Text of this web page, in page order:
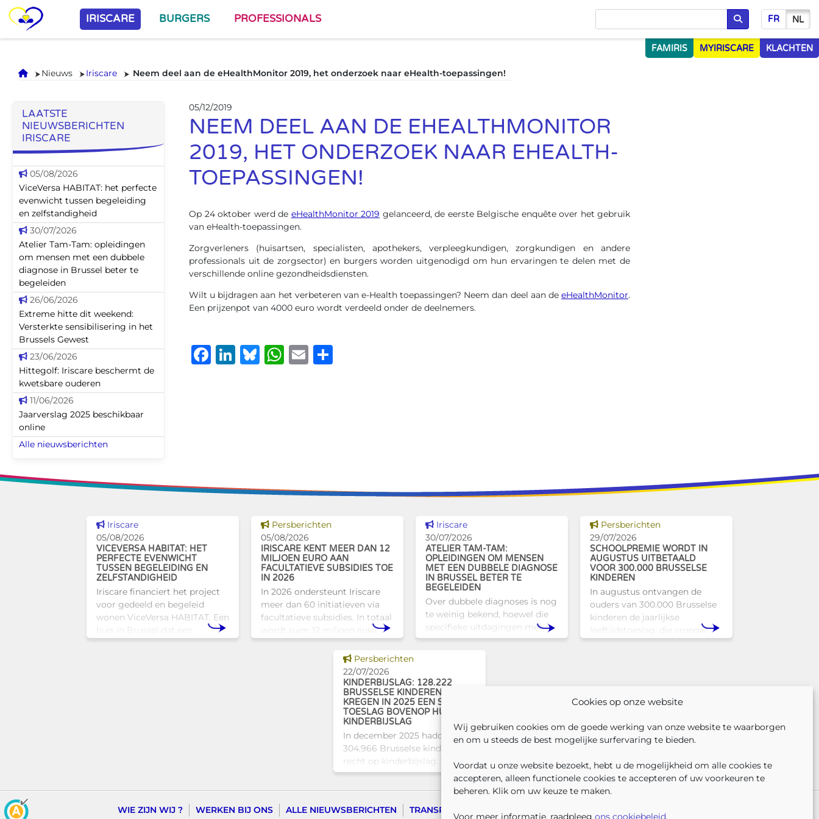
Cookies op onze website
Wij gebruiken cookies om de goede werking van onze website te waarborgen
en om u steeds de best mogelijke surfervaring te bieden.
Voordat u onze website bezoekt, hebt u de mogelijkheid om alle cookies te
accepteren, alleen functionele cookies te accepteren of uw voorkeuren te
beheren. Klik om uw keuze te maken.
Voor meer informatie, raadpleeg ons cookiebeleid.
IRISCARE BURGERS PROFESSIONALS
Opzoeken
FR NL
FAMIRIS MYIRISCARE KLACHTEN
Onthaal
Nieuws Iriscare Neem deel aan de eHealthMonitor 2019, het onderzoek naar eHealth-toepassingen!
LAATSTE
NIEUWSBERICHTEN
IRISCARE
05/08/2026
ViceVersa HABITAT: het perfecte
evenwicht tussen begeleiding
en zelfstandigheid
30/07/2026
Atelier Tam-Tam: opleidingen
om mensen met een dubbele
diagnose in Brussel beter te
begeleiden
26/06/2026
Extreme hitte dit weekend:
Versterkte sensibilisering in het
Brussels Gewest
23/06/2026
Hittegolf: Iriscare beschermt de
kwetsbare ouderen
11/06/2026
Jaarverslag 2025 beschikbaar
online
Alle nieuwsberichten
05/12/2019
NEEM DEEL AAN DE EHEALTHMONITOR
2019, HET ONDERZOEK NAAR EHEALTH-
TOEPASSINGEN!
Op 24 oktober werd de eHealthMonitor 2019 gelanceerd, de eerste Belgische enquête over het gebruik
van eHealth-toepassingen.
Zorgverleners (huisartsen, specialisten, apothekers, verpleegkundigen, zorgkundigen en andere
professionals uit de zorgsector) en burgers worden uitgenodigd om hun ervaringen te delen met de
verschillende online gezondheidsdiensten.
Wilt u bijdragen aan het verbeteren van e-Health toepassingen? Neem dan deel aan de eHealthMonitor.
Een prijzenpot van 4000 euro wordt verdeeld onder de deelnemers.
Facebook
LinkedIn
Bluesky
WhatsApp
Email
Dit nieuws tonen
Iriscare
05/08/2026
VICEVERSA HABITAT: HET
PERFECTE EVENWICHT
TUSSEN BEGELEIDING EN
ZELFSTANDIGHEID
Iriscare financiert het project
voor gedeeld en begeleid
wonen ViceVersa HABITAT. Een
huis in Brussel dat een
Dit nieuws tonen
Persberichten
05/08/2026
IRISCARE KENT MEER DAN 12
MILJOEN EURO AAN
FACULTATIEVE SUBSIDIES TOE
IN 2026
In 2026 ondersteunt Iriscare
meer dan 60 initiatieven via
facultatieve subsidies. In totaal
wordt ruim 12 miljoen euro
Brusselse actoren die actief
zijn op het vlak van gezondhe
Dit nieuws tonen
Iriscare
30/07/2026
ATELIER TAM-TAM:
OPLEIDINGEN OM MENSEN
MET EEN DUBBELE DIAGNOSE
IN BRUSSEL BETER TE
BEGELEIDEN
Over dubbele diagnoses is nog
te weinig bekend, hoewel die
specifieke uitdagingen met
zich meebrengen voor zowel
een concrete oplossing in
Dit nieuws tonen
Persberichten
29/07/2026
SCHOOLPREMIE WORDT IN
AUGUSTUS UITBETAALD
VOOR 300.000 BRUSSELSE
KINDEREN
In augustus ontvangen de
ouders van 300.000 Brusselse
kinderen de jaarlijkse
leeftijdstoeslag, die vroeger
Dit nieuws tonen
Persberichten
22/07/2026
KINDERBIJSLAG: 128.222
BRUSSELSE KINDEREN
KREGEN IN 2025 EEN SOCIALE
TOESLAG BOVENOP HUN
KINDERBIJSLAG
In december 2025 hadden
304.966 Brusselse kinderen
recht op kinderbijslag. Van hen
ontvingen 128.222 kinderen
ook een sociale toeslag boven
komt overeen met 42,04% van
WIE ZIJN WIJ ? WERKEN BIJ ONS ALLE NIEUWSBERICHTEN TRANSPARANTIE